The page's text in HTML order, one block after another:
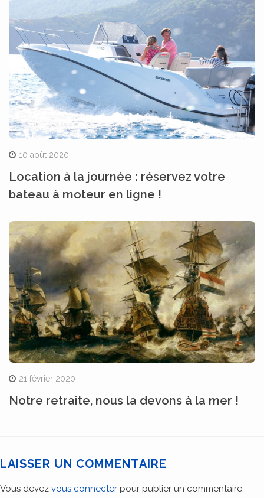
10 août 2020
Location à la journée : réservez votre
bateau à moteur en ligne !
21 février 2020
Notre retraite, nous la devons à la mer !
LAISSER UN COMMENTAIRE
Vous devez vous connecter pour publier un commentaire.